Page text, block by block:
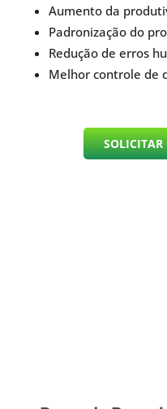
Aumento da
Padronização do
Redução de erros
Melhor controle de
SOLICITAR